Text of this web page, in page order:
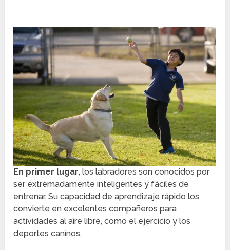
En primer lugar, los labradores son conocidos por
ser extremadamente inteligentes y fáciles de
entrenar. Su capacidad de aprendizaje rápido los
convierte en excelentes compañeros para
actividades al aire libre, como el ejercicio y los
deportes caninos.